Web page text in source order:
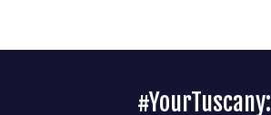
#YourTuscany: